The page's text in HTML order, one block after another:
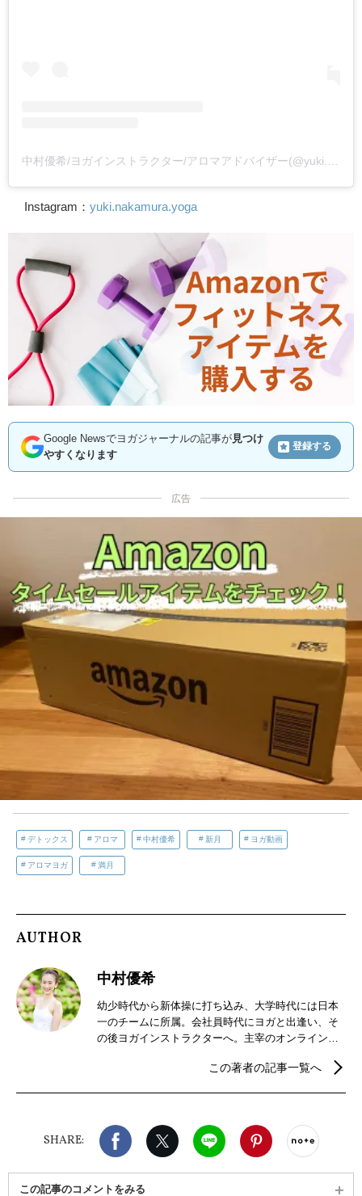
Instagram： yuki.nakamura.yoga
Google Newsでヨガジャーナルの記事が見つけ
やすくなります
登録する
広告
デトックス アロマ 中村優希 新月 ヨガ動画
アロマヨガ 満月
AUTHOR
中村優希
幼少時代から新体操に打ち込み、大学時代には日本
一のチームに所属。会社員時代にヨガと出逢い、そ
の後ヨガインストラクターへ。主宰のオンラインレ
企業ヨガ等の出張クラスも行いながら、大規模イベ
使い方なども伝えている。"心身が整いほぐれるレッ
スン"効果を感じ分かりやすい！と人気を集めてい
この著者の記事一覧へ
SHARE:
Facebook X（旧twitter）
LINE Pinterest
この記事のコメントをみる